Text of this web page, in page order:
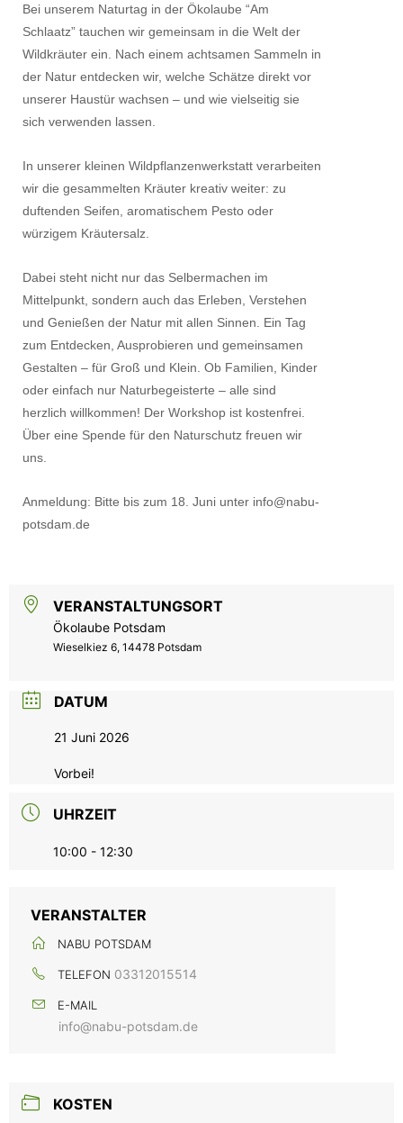
Bei unserem Naturtag in der Ökolaube “Am
Schlaatz” tauchen wir gemeinsam in die Welt der
Wildkräuter ein. Nach einem achtsamen Sammeln in
der Natur entdecken wir, welche Schätze direkt vor
unserer Haustür wachsen – und wie vielseitig sie
sich verwenden lassen.
In unserer kleinen Wildpflanzenwerkstatt verarbeiten
wir die gesammelten Kräuter kreativ weiter: zu
duftenden Seifen, aromatischem Pesto oder
würzigem Kräutersalz.
Dabei steht nicht nur das Selbermachen im
Mittelpunkt, sondern auch das Erleben, Verstehen
und Genießen der Natur mit allen Sinnen. Ein Tag
zum Entdecken, Ausprobieren und gemeinsamen
Gestalten – für Groß und Klein. Ob Familien, Kinder
oder einfach nur Naturbegeisterte – alle sind
herzlich willkommen! Der Workshop ist kostenfrei.
Über eine Spende für den Naturschutz freuen wir
uns.
Anmeldung: Bitte bis zum 18. Juni unter info@nabu-
potsdam.de
VERANSTALTUNGSORT
Ökolaube Potsdam
Wieselkiez 6, 14478 Potsdam
DATUM
21 Juni 2026
Vorbei!
UHRZEIT
10:00 - 12:30
VERANSTALTER
NABU POTSDAM
TELEFON 03312015514
E-MAIL
info@nabu-potsdam.de
KOSTEN